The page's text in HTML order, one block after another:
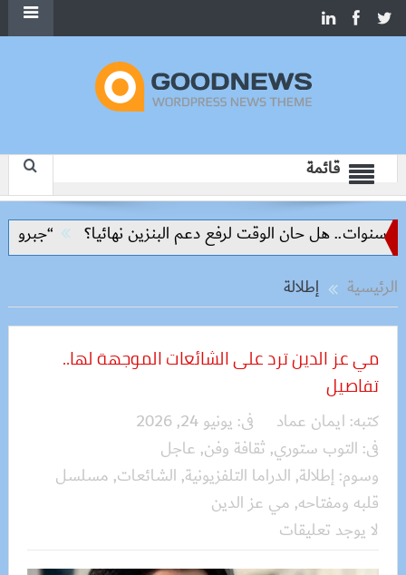
قائمة
“جبروت امرأة”.. مارست
الرئيسية
إطلالة
مي عز الدين ترد على الشائعات الموجهة لها..
تفاصيل
كتبه: ايمان عماد فى: يونيو 24, 2026
فى: التوب ستوري, ثقافة وفن, عاجل
وسوم: إطلالة, الدراما التلفزيونية, الشائعات, مسلسل
قلبه ومفتاحه, مي عز الدين
لا يوجد تعليقات